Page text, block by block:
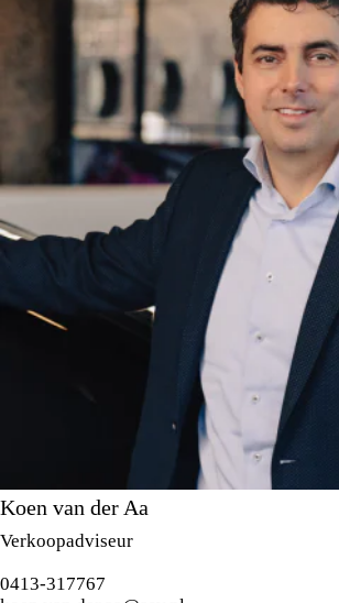
Koen van der Aa
Verkoopadviseur
0413-317767